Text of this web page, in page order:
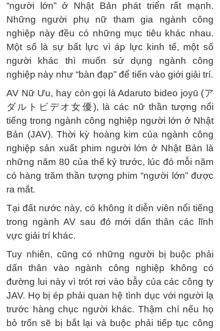
“người lớn” ở Nhật Bản phát triển rất mạnh.
Những người phụ nữ tham gia ngành công
nghiệp này đều có những mục tiêu khác nhau.
Một số là sự bất lực vì áp lực kinh tế, một số
người khác thì muốn sử dụng ngành công
nghiệp này như “bàn đạp” để tiến vào giới giải trí.
AV Nữ Ưu, hay còn gọi là Adaruto bideo joyū (ア
ダルトビデオ女優), là các nữ thần tượng nổi
tiếng trong ngành công nghiệp người lớn ở Nhật
Bản (JAV). Thời kỳ hoàng kim của ngành công
nghiệp sản xuất phim người lớn ở Nhật Bản là
những năm 80 của thế kỷ trước, lúc đó mỗi năm
có hàng trăm thần tượng phim “người lớn” được
ra mắt.
Tại đất nước này, có không ít diễn viên nổi tiếng
trong ngành AV sau đó mới dấn thân các lĩnh
vực giải trí khác.
Tuy nhiên, cũng có những người bị buộc phải
dấn thân vào ngành công nghiệp không có
đường lui này vì trót rơi vào bẫy của các công ty
JAV. Họ bị ép phải quan hệ tình dục với người lạ
trước hàng chục người khác. Thậm chí nếu họ
bỏ trốn sẽ bị bắt lại và buộc phải tiếp tục công